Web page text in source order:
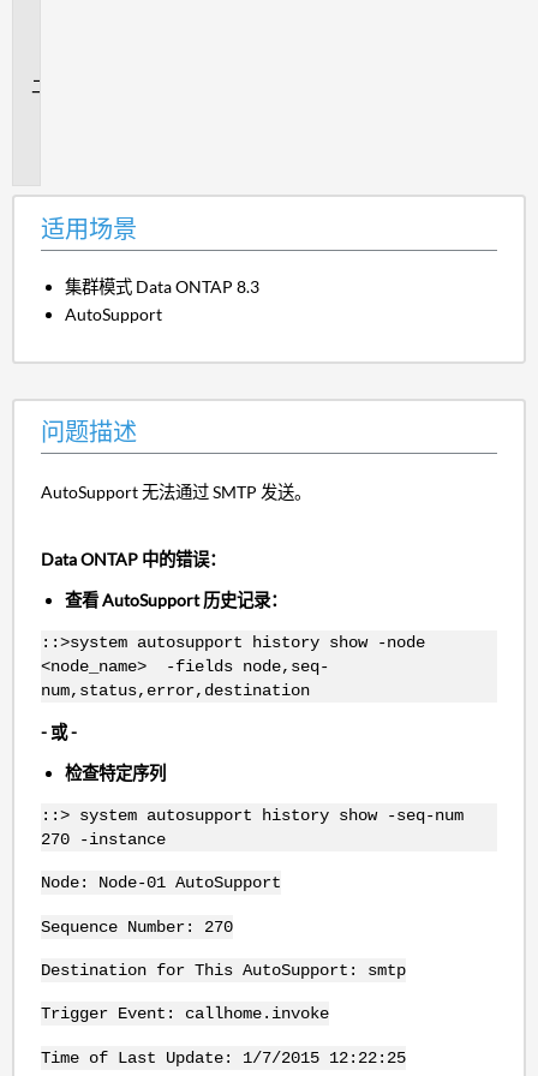
适用场景
集群模式 Data ONTAP 8.3
AutoSupport
问题描述
AutoSupport 无法通过 SMTP 发送。
Data ONTAP 中的错误：
查看 AutoSupport 历史记录：
::>system autosupport history show -node
<node_name> -fields node,seq-
num,status,error,destination
- 或 -
检查特定序列
::> system autosupport history show -seq-num
270 -instance
Node: Node-01 AutoSupport
Sequence Number: 270
Destination for This AutoSupport: smtp
Trigger Event: callhome.invoke
Time of Last Update: 1/7/2015 12:22:25